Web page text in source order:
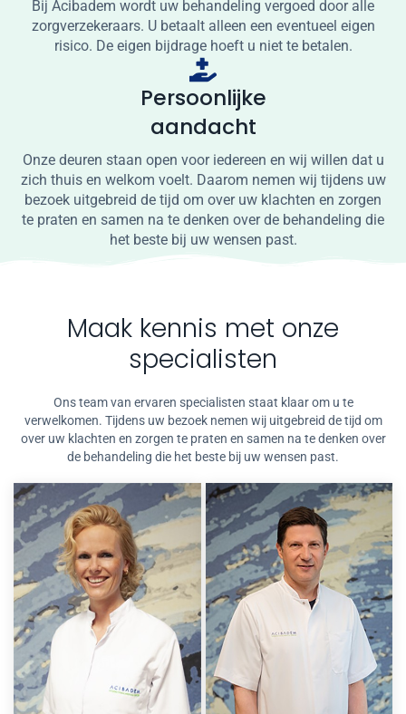
Bij Acibadem wordt uw behandeling vergoed door alle
zorgverzekeraars. U betaalt alleen een eventueel eigen
risico. De eigen bijdrage hoeft u niet te betalen.
Persoonlijke
aandacht
Onze deuren staan open voor iedereen en wij willen dat u
zich thuis en welkom voelt. Daarom nemen wij tijdens uw
bezoek uitgebreid de tijd om over uw klachten en zorgen
te praten en samen na te denken over de behandeling die
het beste bij uw wensen past.
Maak kennis met onze
specialisten
Ons team van ervaren specialisten staat klaar om u te
verwelkomen. Tijdens uw bezoek nemen wij uitgebreid de tijd om
over uw klachten en zorgen te praten en samen na te denken over
de behandeling die het beste bij uw wensen past.